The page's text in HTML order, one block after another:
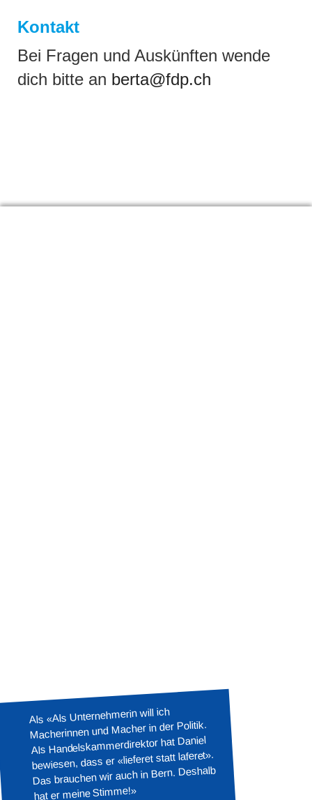
Kontakt
Bei Fragen und Auskünften wende
dich bitte an berta@fdp.ch
Selber denken ist ein
unbeschreibliches Talent - wir
sollten die Menschen
unterstützen die noch selber
denken wollen
Als «Als Unternehmerin will ich
Macherinnen und Macher in der Politik.
Als Handelskammerdirektor hat Daniel
bewiesen, dass er «lieferet statt laferet».
Das brauchen wir auch in Bern. Deshalb
hat er meine Stimme!»